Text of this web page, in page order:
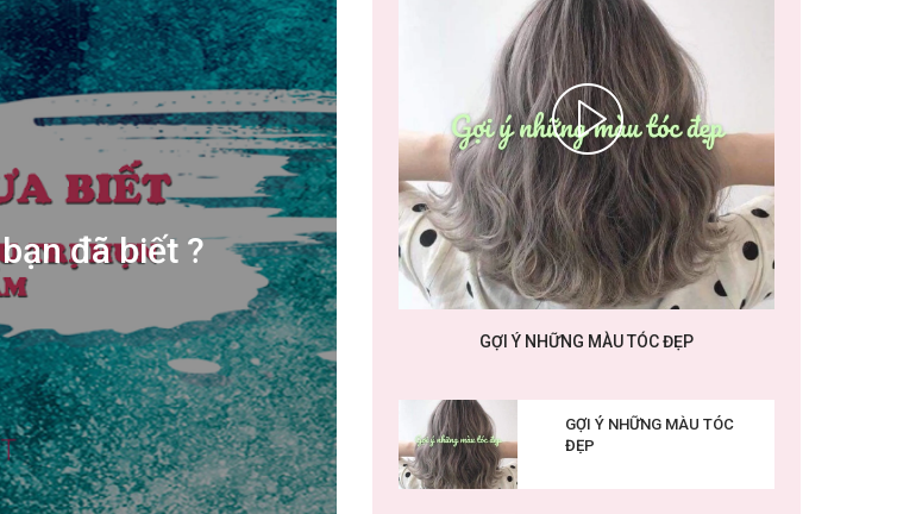
đã biết ?
GỢI Ý NHỮNG MÀU TÓC ĐẸP
GỢI Ý NHỮNG MÀU TÓC
ĐẸP